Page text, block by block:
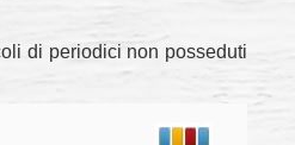
di periodici non posseduti